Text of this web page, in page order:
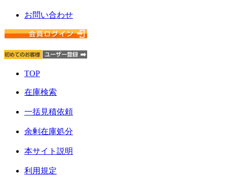
お問い合わせ
TOP
在庫検索
一括見積依頼
余剰在庫処分
本サイト説明
利用規定